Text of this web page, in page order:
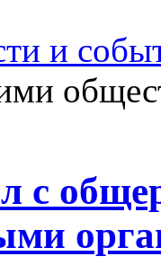
и
с